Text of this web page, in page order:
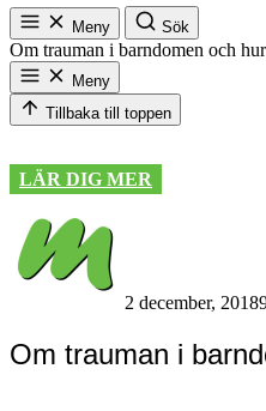
Meny Sök
Om trauman i barndomen och
Meny
Tillbaka till toppen
LÄR DIG MER
2 december, 2018
Om trauman i